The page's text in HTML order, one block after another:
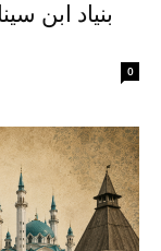
بنیاد ابن‌
0